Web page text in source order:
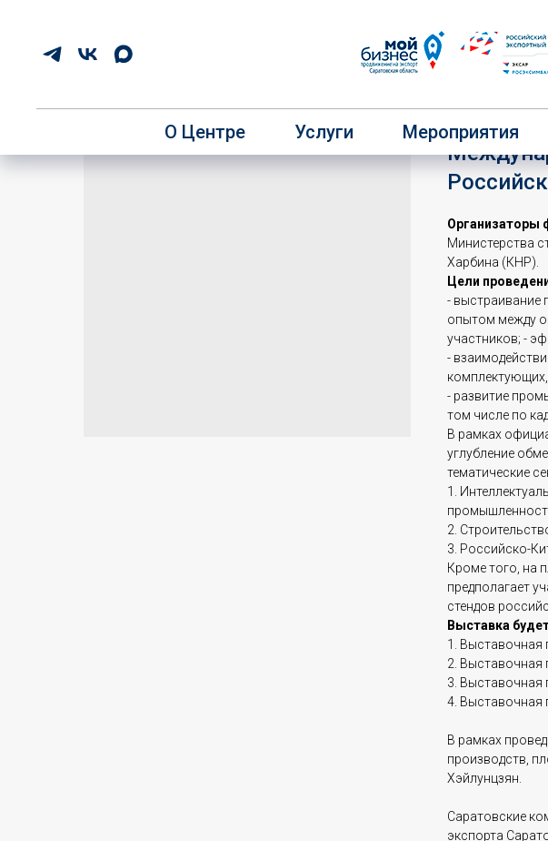
О Центре Услуги Мероприятия
15-17
Организаторы
Министерства
Харбина (КНР).
Цели
- выстраивание
опытом между
участников; -
-
- развитие
том числе по
В рамках
углубление
тематические
1.
2.
3. Российско-
Кроме того, на
предполагает
стендов
Выставка
1. Выставочная
2. Выставочная
3. Выставочная
4. Выставочная
В рамках
производств,
Хэйлунцзян.
Саратовские
экспорта